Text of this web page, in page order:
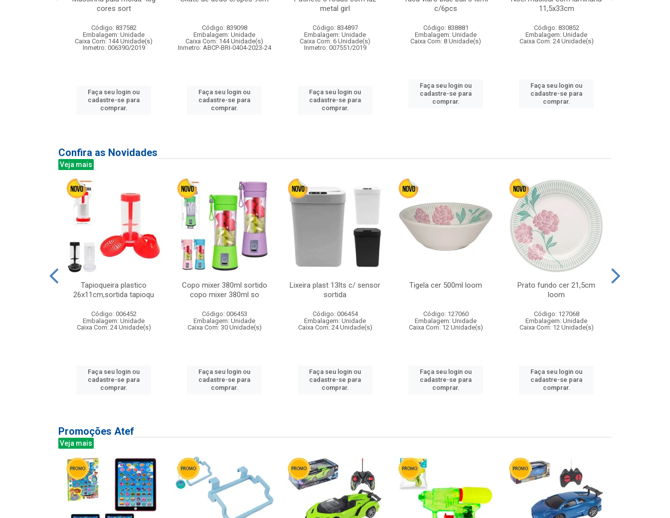
cores sort
Código: 837582
Embalagem: Unidade
Caixa Com: 144 Unidade(s)
Inmetro: 006390/2019
Faça seu login ou
cadastre-se para
comprar.
Código: 839098
Embalagem: Unidade
Caixa Com: 144 Unidade(s)
Inmetro: ABCP-BRI-0404-2023-24
Faça seu login ou
cadastre-se para
comprar.
metal girl
Código: 834897
Embalagem: Unidade
Caixa Com: 6 Unidade(s)
Inmetro: 007551/2019
Faça seu login ou
cadastre-se para
comprar.
c/6pcs
Código: 838881
Embalagem: Unidade
Caixa Com: 8 Unidade(s)
Faça seu login ou
cadastre-se para
comprar.
11,5x33cm
Código: 830852
Embalagem: Unidade
Caixa Com: 24 Unidade(s)
Faça seu login ou
cadastre-se para
comprar.
Confira as Novidades
Veja mais
Tapioqueira plastico
26x11cm,sortida tapioqu
Código: 006452
Embalagem: Unidade
Caixa Com: 24 Unidade(s)
Faça seu login ou
cadastre-se para
comprar.
Copo mixer 380ml sortido
copo mixer 380ml so
Código: 006453
Embalagem: Unidade
Caixa Com: 30 Unidade(s)
Faça seu login ou
cadastre-se para
comprar.
Lixeira plast 13lts c/ sensor
sortida
Código: 006454
Embalagem: Unidade
Caixa Com: 24 Unidade(s)
Faça seu login ou
cadastre-se para
comprar.
Tigela cer 500ml loom
Código: 127060
Embalagem: Unidade
Caixa Com: 12 Unidade(s)
Faça seu login ou
cadastre-se para
comprar.
Prato fundo cer 21,5cm
loom
Código: 127068
Embalagem: Unidade
Caixa Com: 12 Unidade(s)
Faça seu login ou
cadastre-se para
comprar.
Promoções Atef
Veja mais